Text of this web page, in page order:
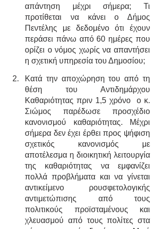
απάντηση μέχρι σήμερα; Τι
προτίθεται να κάνει ο Δήμος
Πεντέλης με δεδομένο ότι έχουν
περάσει πάνω από 60 ημέρες που
ορίζει ο νόμος χωρίς να απαντήσει
η σχετική υπηρεσία του Δημοσίου;
Κατά την αποχώρηση του από τη
θέση του Αντιδημάρχου
Καθαριότητας πριν 1,5 χρόνο  ο κ.
Σιώμος παρέδωσε προσχέδιο
κανονισμού καθαριότητας. Μέχρι
σήμερα δεν έχει έρθει προς ψήφιση
σχετικός κανονισμός με
αποτέλεσμα η διοικητική λειτουργία
της καθαριότητας να εμφανίζει
πολλά προβλήματα και να γίνεται
αντικείμενο ρουσφετολογικής
αντιμετώπισης από τους
πολιτικούς προϊσταμένους και
χλευασμού από τους πολίτες στα